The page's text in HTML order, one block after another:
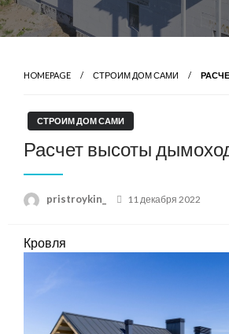
HOMEPAGE СТРОИМ ДОМ САМИ
СТРОИМ ДОМ САМИ
Расчет высоты
pristroykin_
Posted
11 декабря 2022
Кровля